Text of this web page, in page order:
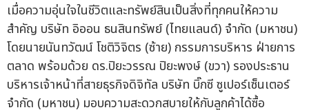
เมื่อความอุ่นใจในชีวิตและทรัพย์สินเป็นสิ่งที่ทุกคนให้ความ
สำคัญ บริษัท อิออน ธนสินทรัพย์ (ไทยแลนด์) จำกัด (มหาชน)
โดยนายนันทวัฒน์ โชติวิจิตร (ซ้าย) กรรมการบริหาร ฝ่ายการ
ตลาด พร้อมด้วย ดร.ปิยะวรรณ ปิยะพงษ์ (ขวา) รองประธาน
บริหารเจ้าหน้าที่สายธุรกิจดิจิทัล บริษัท บิ๊กซี ซูเปอร์เซ็นเตอร์
จำกัด (มหาชน) มอบความสะดวกสบายให้กับลูกค้าได้ซื้อ